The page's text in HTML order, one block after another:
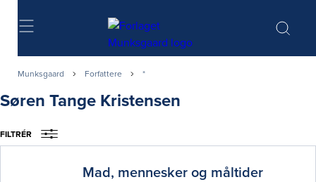
Søg
Munksgaard Forfattere *
Søren Tange Kristensen
FILTRÉR
Mad, mennesker og måltider